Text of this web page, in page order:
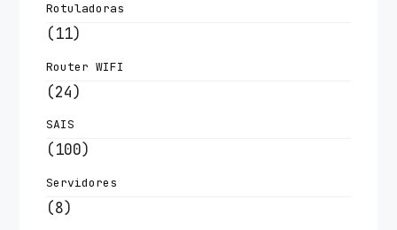
Rotuladoras
(11)
Router WIFI
(24)
SAIS
(100)
Servidores
(8)